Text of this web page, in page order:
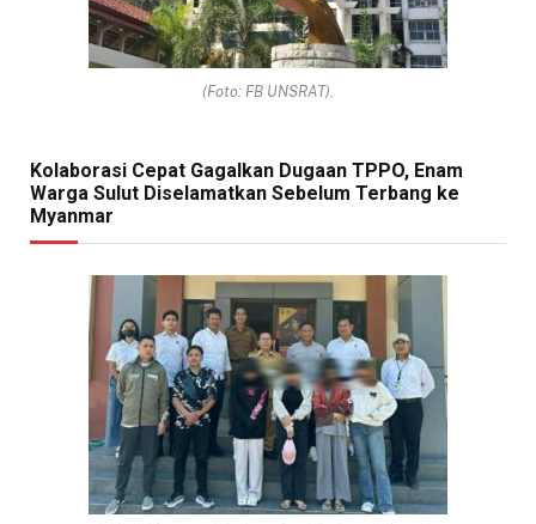
(Foto: FB UNSRAT).
Kolaborasi Cepat Gagalkan Dugaan TPPO, Enam
Warga Sulut Diselamatkan Sebelum Terbang ke
Myanmar